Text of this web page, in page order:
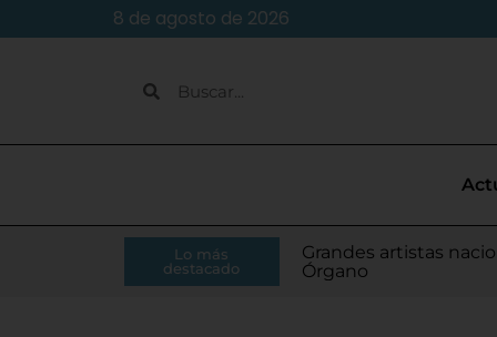
8 de agosto de 2026
Lo más
destacado
Caja Rural de
RFEF
Villamarciel da
Grandes artistas
Órgano
Continúa la venta de
El presidente de la
Monge
Todo listo para el
Tordesillas refuerza
El Pleno de
Moisés Ramírez
para el Europeo
IU-APT plantea ocho